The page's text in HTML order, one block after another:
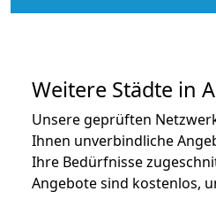
Weitere Städte in
Unsere geprüften
Ihnen unverbindliche
Ihre Bedürfnisse
Angebote sind kostenlos,